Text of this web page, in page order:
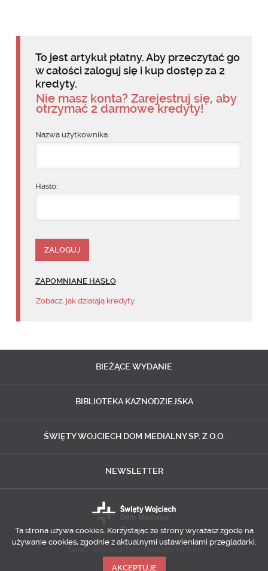
To jest artykuł płatny. Aby przeczytać go
w całości zaloguj się i kup dostęp za 2
kredyty.
Nie masz konta? Zarejestruj się, aby
otrzymać 2 darmowe kredyty!
Nazwa użytkownika:
Hasło:
ZAPOMNIANE HASŁO
Zobacz, jak działają kredyty
BIEŻĄCE WYDANIE
BIBLIOTEKA KAZNODZIEJSKA
ŚWIĘTY WOJCIECH DOM MEDIALNY SP. Z O.O.
NEWSLETTER
Copyright © 2014-2018
Ta strona używa cookies. Korzystając ze strony wyrażasz zgodę na
używanie cookies, zgodnie z aktualnymi ustawieniami przeglądarki.
AKCEPTUJĘ